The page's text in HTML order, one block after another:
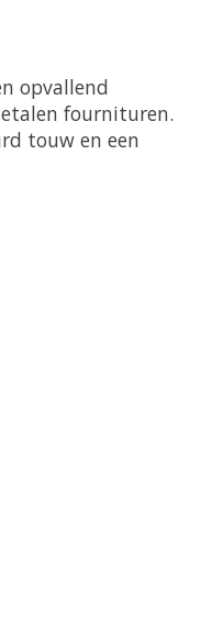
opvallend
fournituren.
touw en een